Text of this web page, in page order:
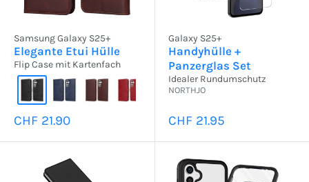
Samsung Galaxy S25+
Elegante Etui Hülle
Flip Case mit Kartenfach
Sonderpreis
CHF 21.90
Galaxy S25+
Handyhülle +
Panzerglas Set
Idealer Rundumschutz
NORTHJO
Sonderpreis
CHF 21.95